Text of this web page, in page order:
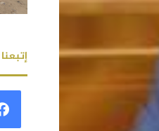
إتبعنا